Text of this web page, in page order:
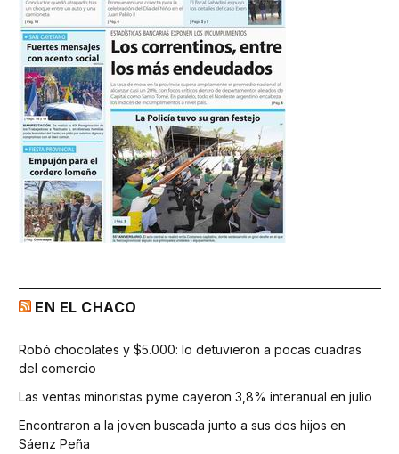
EN EL CHACO
Robó chocolates y $5.000: lo detuvieron a pocas cuadras
del comercio
Las ventas minoristas pyme cayeron 3,8% interanual en julio
Encontraron a la joven buscada junto a sus dos hijos en
Sáenz Peña